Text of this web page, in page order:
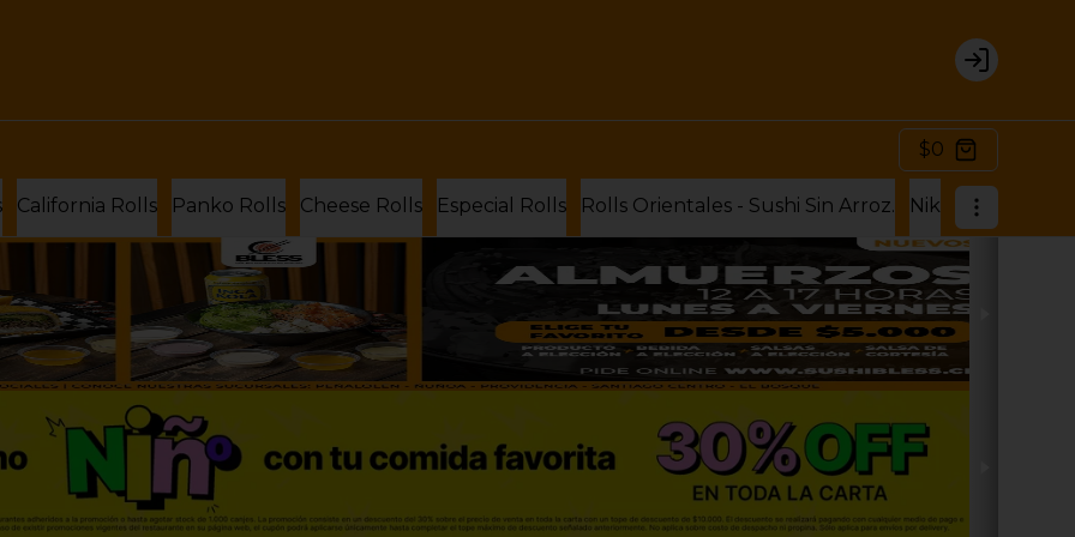
Login
$0
California Rolls Panko Rolls Cheese Rolls Especial Rolls Rolls Orientales - Sushi Sin Arroz.